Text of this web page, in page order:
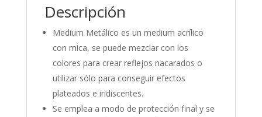
Descripción
Medium Metálico es un medium acrílico
con mica, se puede mezclar con los
colores para crear reflejos nacarados o
utilizar sólo para conseguir efectos
plateados e iridiscentes.
Se emplea a modo de protección final y se